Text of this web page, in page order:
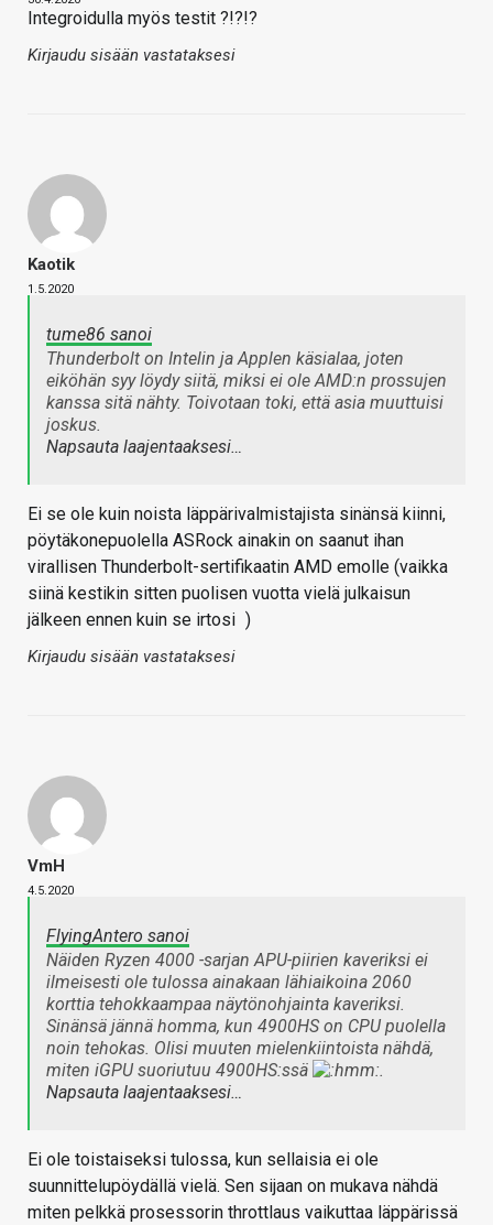
Integroidulla myös testit ?!?!?
Kirjaudu sisään vastataksesi
Kaotik
1.5.2020
tume86 sanoi
Thunderbolt on Intelin ja Applen käsialaa, joten
eiköhän syy löydy siitä, miksi ei ole AMD:n prossujen
kanssa sitä nähty. Toivotaan toki, että asia muuttuisi
joskus.
Napsauta laajentaaksesi…
Ei se ole kuin noista läppärivalmistajista sinänsä kiinni,
pöytäkonepuolella ASRock ainakin on saanut ihan
virallisen Thunderbolt-sertifikaatin AMD emolle (vaikka
siinä kestikin sitten puolisen vuotta vielä julkaisun
jälkeen ennen kuin se irtosi )
Kirjaudu sisään vastataksesi
VmH
4.5.2020
FlyingAntero sanoi
Näiden Ryzen 4000 -sarjan APU-piirien kaveriksi ei
ilmeisesti ole tulossa ainakaan lähiaikoina 2060
korttia tehokkaampaa näytönohjainta kaveriksi.
Sinänsä jännä homma, kun 4900HS on CPU puolella
noin tehokas. Olisi muuten mielenkiintoista nähdä,
miten iGPU suoriutuu 4900HS:ssä
.
Napsauta laajentaaksesi…
Ei ole toistaiseksi tulossa, kun sellaisia ei ole
suunnittelupöydällä vielä. Sen sijaan on mukava nähdä
miten pelkkä prosessorin throttlaus vaikuttaa läppärissä